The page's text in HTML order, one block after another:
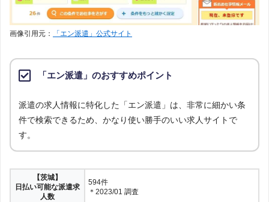
画像引用元： 「エン派遣」公式サイト
「エン派遣」のおすすめポイント
派遣の求人情報に特化した「エン派遣」は、非常に細かい条
件で検索できるため、かなり使い勝手のいい求人サイトで
す。
【茨城】
日払い可能な派遣求
人数
594件
＊2023/01 調査